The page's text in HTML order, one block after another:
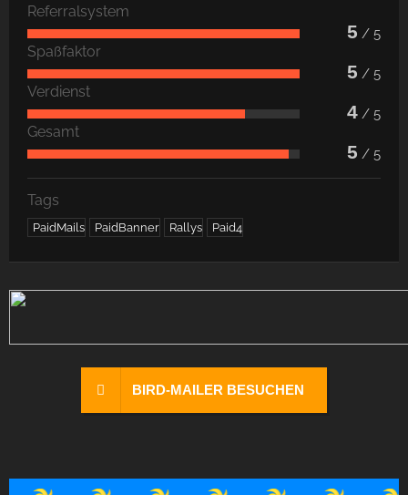
Referralsystem
5 / 5
Spaßfaktor
5 / 5
Verdienst
4 / 5
Gesamt
5 / 5
Tags
PaidMails PaidBanner Rallys Paid4
BIRD-MAILER BESUCHEN